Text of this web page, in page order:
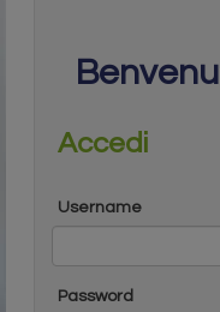
Accedi
Username
Password